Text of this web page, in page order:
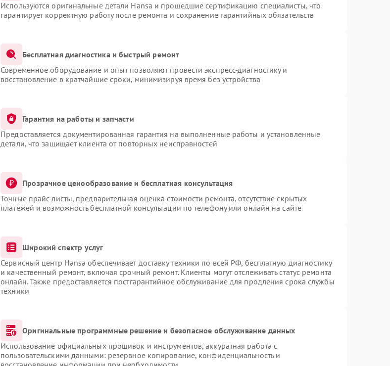
Используются оригинальные детали Hansa и прошедшие сертификацию специалисты, что
гарантирует корректную работу после ремонта и сохранение гарантийных обязательств
Бесплатная диагностика и быстрый ремонт
Современное оборудование и опыт позволяют провести экспресс-диагностику и
восстановление в кратчайшие сроки, минимизируя время без устройства
Гарантия на работы и запчасти
Предоставляется документированная гарантия на выполненные работы и установленные
детали, что защищает клиента от повторных неисправностей
Прозрачное ценообразование и бесплатная консультация
Точные прайс-листы, предварительная оценка стоимости ремонта, отсутствие скрытых
платежей и возможность бесплатной консультации по телефону или онлайн на сайте
Широкий спектр услуг
Сервисный центр Hansa обеспечивает доставку техники по всей РФ, бесплатную диагностику
и качественный ремонт, включая срочный ремонт. Клиенты могут отслеживать статус ремонта
онлайн. Также предоставляется постгарантийное обслуживание для продления срока службы
техники
Оригинальные программные решение и безопасное обслуживание данных
Использование официальных прошивок и инструментов, аккуратная работа с
пользовательскими данными: резервное копирование, конфиденциальность и